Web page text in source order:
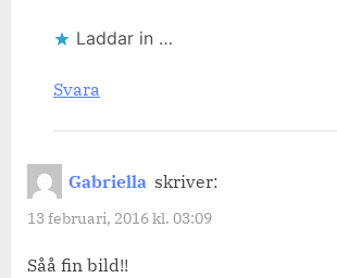
Laddar in …
Svara
Gabriella skriver:
13 februari, 2016 kl. 03:09
Såå fin bild!!